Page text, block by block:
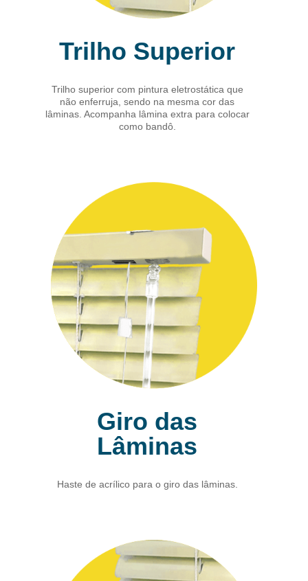
Trilho Superior
Trilho superior com pintura eletrostática que
não enferruja, sendo na mesma cor das
lâminas. Acompanha lâmina extra para colocar
como bandô.
Giro das
Lâminas
Haste de acrílico para o giro das lâminas.